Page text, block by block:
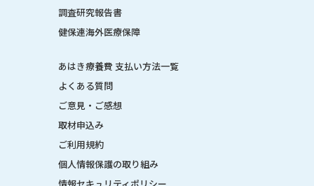
調査研究報告書
健保連海外医療保障
あはき療養費 支払い方法一覧
よくある質問
ご意見・ご感想
取材申込み
ご利用規約
個人情報保護の取り組み